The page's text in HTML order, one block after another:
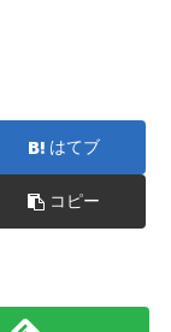
はてブ
コピー